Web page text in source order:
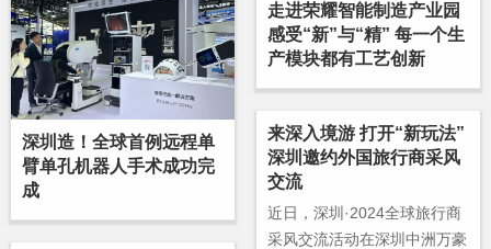
走进荣耀智能制造产业园
感受“新”与“精” 每一个生
产模块都有工艺创新
深圳造！全球首例远程单
臂单孔机器人手术成功完
成
来深入境游 打开“新玩法”
深圳邀约外国旅行商采风
交流
近日，深圳·2024全球旅行商
采风交流活动在深圳中洲万豪